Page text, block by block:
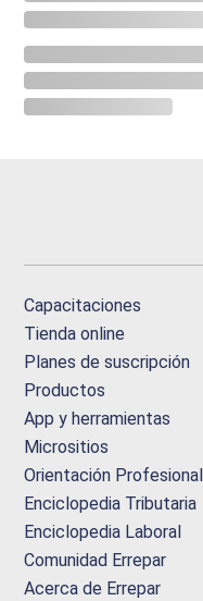
Capacitaciones
Tienda online
Planes de suscripción
Productos
App y herramientas
Micrositios
Orientación Profesional
Enciclopedia Tributaria
Enciclopedia Laboral
Comunidad Errepar
Acerca de Errepar